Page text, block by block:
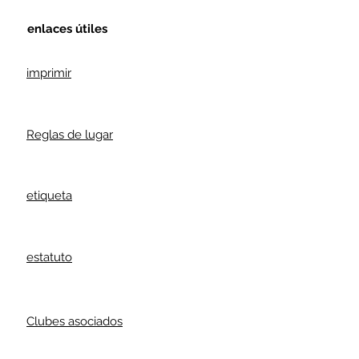
enlaces útiles
estatuto
imprimir
Reglas de lugar
etiqueta
Clubes asociados